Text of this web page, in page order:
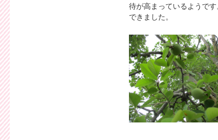
待が高まっているようで
できました。